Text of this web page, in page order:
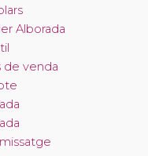
Alborada
de venda